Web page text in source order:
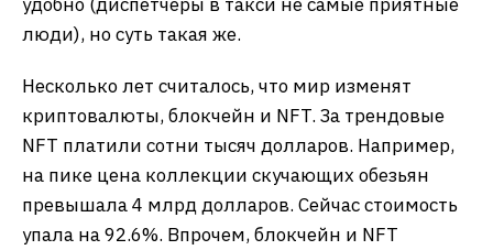
удобно (диспетчеры в такси не самые приятные
люди), но суть такая же.
Несколько лет считалось, что мир изменят
криптовалюты, блокчейн и NFT. За трендовые
NFT платили сотни тысяч долларов. Например,
на пике цена коллекции скучающих обезьян
превышала 4 млрд долларов. Сейчас стоимость
упала на 92.6%. Впрочем, блокчейн и NFT